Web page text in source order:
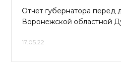
Отчет губернатора перед
Воронежской областной
17.05.22